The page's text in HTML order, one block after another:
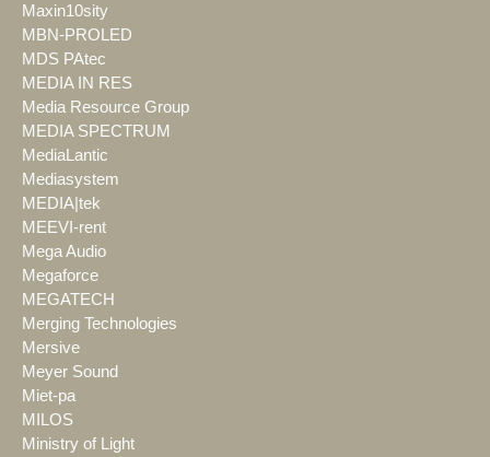
Maxin10sity
MBN-PROLED
MDS PAtec
MEDIA IN RES
Media Resource Group
MEDIA SPECTRUM
MediaLantic
Mediasystem
MEDIA|tek
MEEVI-rent
Mega Audio
Megaforce
MEGATECH
Merging Technologies
Mersive
Meyer Sound
Miet-pa
MILOS
Ministry of Light